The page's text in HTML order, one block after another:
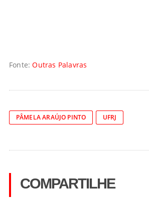
Fonte:Outras Palavras
PÂMELA ARAÚJO PINTO UFRJ
COMPARTILHE